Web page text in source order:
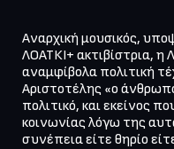
Αναρχική μουσικός,
ΛΟΑΤΚΙ+ ακτιβίστρια, η
αναμφίβολα πολιτική
Αριστοτέλης «ο
πολιτικό, και εκείνος
κοινωνίας λόγω της
συνέπεια είτε θηρίο